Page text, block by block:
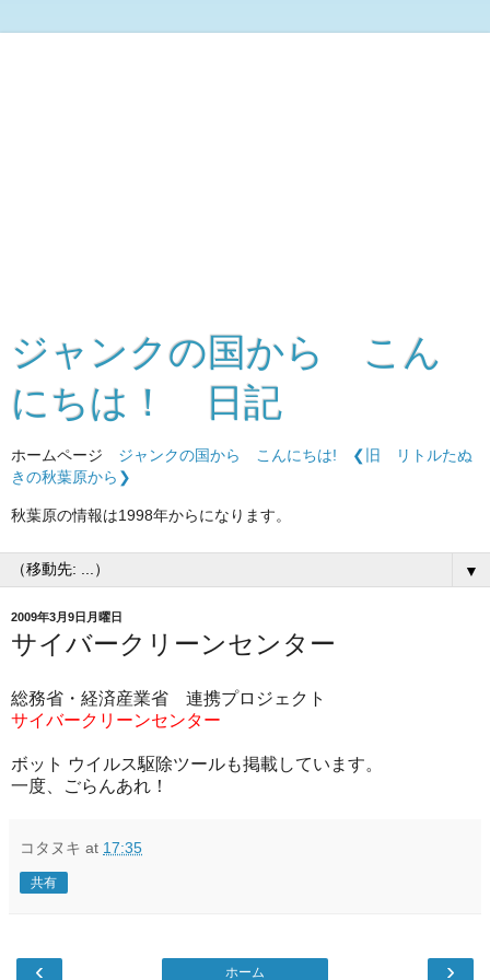
ジャンクの国から こん
にちは！ 日記
ホームページ ジャンクの国から こんにちは!
❮旧 リトルたぬ
きの秋葉原から❯
秋葉原の情報は1998年からになります。
▼
2009年3月9日月曜日
サイバークリーンセンター
総務省・経済産業省 連携プロジェクト
サイバークリーンセンター
ボット ウイルス駆除ツールも掲載しています。
一度、ごらんあれ！
コタヌキ at 17:35
共有
‹ ›
ホーム